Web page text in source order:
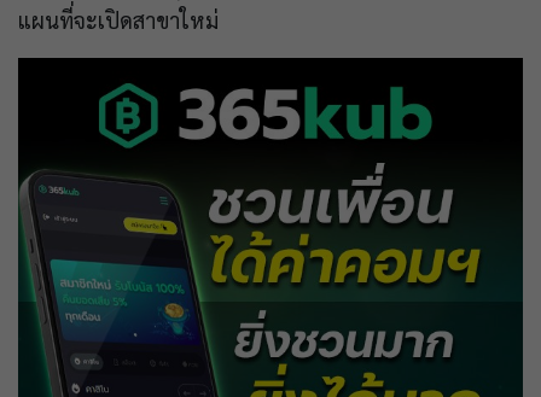
แผนที่จะเปิดสาขาใหม่